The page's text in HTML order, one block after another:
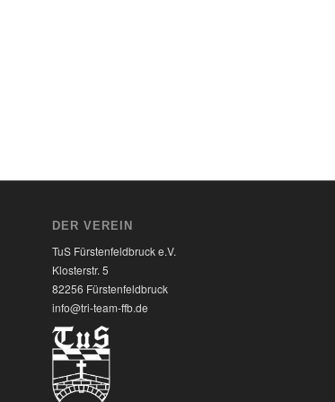
DER VEREIN
TuS Fürstenfeldbruck e.V.
Klosterstr. 5
82256 Fürstenfeldbruck
info@tri-team-ffb.de